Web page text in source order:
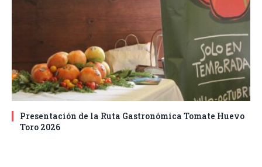
Presentación de la Ruta Gastronómica Tomate Huevo
Toro 2026